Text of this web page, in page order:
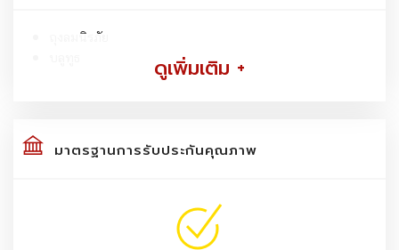
ถุงลมนิรภัย
ดูเพิ่มเติม +
มาตรฐานการรับประกันคุณภาพ